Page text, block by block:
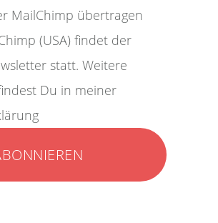
MailChimp übertragen
(USA) findet der
statt. Weitere
Du in meiner